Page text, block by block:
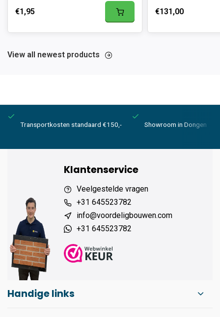
€1,95 €131,00
View all newest products
Transportkosten standaard €150,- Showroom in Dongen
Klantenservice
Veelgestelde vragen
+31 645523782
info@voordeligbouwen.com
+31 645523782
Handige links